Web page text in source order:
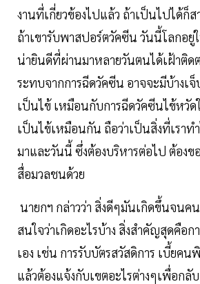
งานที่เกี่ยวข้องไปแล้ว ถ้าเป็นไปได้ก็ส
ถ้าเขารับพาสปอร์ตวัคซีน วันนี้โลกอ
น่ายินดีที่ผ่านมาหลายวันตนได้เฝ้าติด
ระทบจากการฉีดวัคซีน อาจจะมีบ้างเ
เป็นไข้ เหมือนกับการฉีดวัคซีนไข้หวั
เป็นไข้เหมือนกัน ถือว่าเป็นสิ่งที่เราท
มาและวันนี้ ซึ่งต้องบริหารต่อไป ต้องข
สื่อมวลชนด้วย
นายกฯ กล่าวว่า สิ่งดีๆมันเกิดขึ้นจนค
สนใจว่าเกิดอะไรบ้าง สิ่งสำคัญสุดคือก
เอง เช่น การรับบัตรสวัสดิการ เบี้ยคน
แล้วต้องแจ้งกับเขตอะไรต่างๆเพื่อก